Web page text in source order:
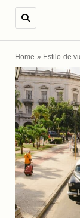
Home » Estilo de